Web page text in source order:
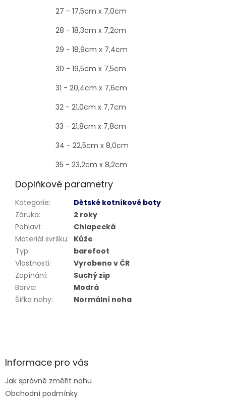
27 - 17,5cm x 7,0cm
28 - 18,3cm x 7,2cm
29 - 18,9cm x 7,4cm
30 - 19,5cm x 7,5cm
31 - 20,4cm x 7,6cm
32 - 21,0cm x 7,7cm
33 - 21,8cm x 7,8cm
34 - 22,5cm x 8,0cm
35 - 23,2cm x 8,2cm
Doplňkové parametry
Kategorie:
Dětské kotníkové boty
Záruka:
2 roky
Pohlaví:
Chlapecká
Materiál svršku: Kůže
Typ:
barefoot
Vlastnosti:
Vyrobeno v ČR
Zapínání:
Suchý zip
Barva:
Modrá
Šířka nohy: Normální noha
Z
aInformace pro vás
Jak správně změřit nohu
Obchodní podmínky